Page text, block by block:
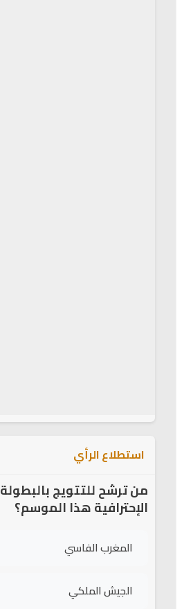
استطلاع الرأي
من ترشح للتتويج بالبطولة
الإحترافية هذا الموسم؟
المغرب الفاسي
الجيش الملكي